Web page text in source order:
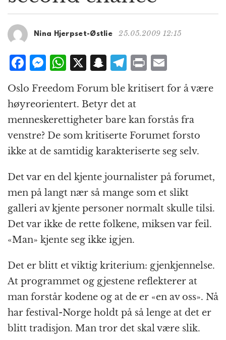
n
Nina Hjerpset-Østlie 25.05.2009 12:15
F
c
e
b
o
o
k
M
ss
e
n
g
e
r
W
at
s
A
p
p
X S
n
a
p
c
h
at
T
el
e
g
r
a
m
P
n
t
m
ai
l
Oslo Freedom Forum ble kritisert for å være
høyreorientert. Betyr det at
menneskerettigheter bare kan forstås fra
venstre? De som kritiserte Forumet forsto
ikke at de samtidig karakteriserte seg selv.
Det var en del kjente journalister på forumet,
men på langt nær så mange som et slikt
galleri av kjente personer normalt skulle tilsi.
Det var ikke de rette folkene, miksen var feil.
«Man» kjente seg ikke igjen.
Det er blitt et viktig kriterium: gjenkjennelse.
At programmet og gjestene reflekterer at
man forstår kodene og at de er «en av oss». Nå
har festival-Norge holdt på så lenge at det er
blitt tradisjon. Man tror det skal være slik.